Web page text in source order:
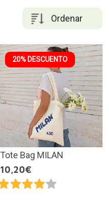
Ordenar
20% DESCUENTO
Tote Bag MILAN
10,20€